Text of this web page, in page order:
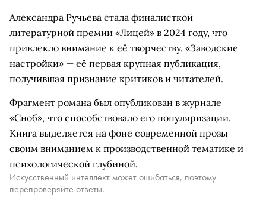
Александра Ручьева стала финалисткой
литературной премии «Лицей» в 2024 году, что
привлекло внимание к её творчеству. «Заводские
настройки» — её первая крупная публикация,
получившая признание критиков и читателей.
Фрагмент романа был опубликован в журнале
«Сноб», что способствовало его популяризации.
Книга выделяется на фоне современной прозы
своим вниманием к производственной тематике и
психологической глубиной.
Искусственный интеллект может ошибаться, поэтому
перепроверяйте ответы.